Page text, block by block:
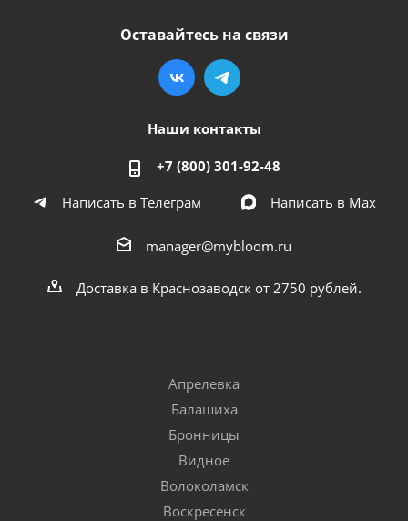
Оставайтесь на связи
Наши контакты
+7 (800) 301-92-48
Написать в Телеграм
Написать в Мах
manager@mybloom.ru
Доставка в Краснозаводск от 2750 рублей.
Апрелевка
Балашиха
Бронницы
Видное
Волоколамск
Воскресенск